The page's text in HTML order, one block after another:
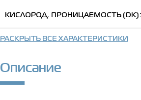
КИСЛОРОД. ПРОНИЦАЕМОСТЬ (DK)
РАСКРЫТЬ ВСЕ ХАРАКТЕРИСТИКИ
Описание